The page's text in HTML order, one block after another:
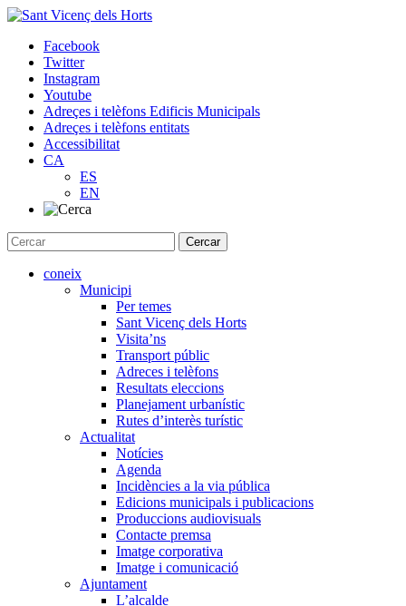
Skip
contentFacebook
Twitter
Instagram
Youtube
Adreçes i telèfons Edificis Municipals
Adreçes i telèfons entitats
Accessibilitat
CA
ES
EN
coneix
Municipi
Per temes
Sant Vicenç dels Horts
Visita’ns
Transport públic
Adreces i telèfons
Resultats eleccions
Planejament urbanístic
Rutes d’interès turístic
Actualitat
Notícies
Agenda
Incidències a la via pública
Edicions municipals i publicacions
Produccions audiovisuals
Contacte premsa
Imatge corporativa
Imatge i comunicació
Ajuntament
L’alcalde